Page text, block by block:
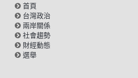
首頁
台灣政治
兩岸關係
社會趨勢
財經動態
選舉